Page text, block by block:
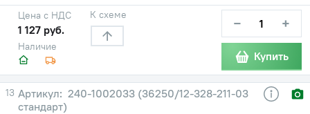
Наличие
Цена с НДС
1 127 руб.
К схеме − +
Купить
13
240-1002033 (36250/12-328-211-03
стандарт)